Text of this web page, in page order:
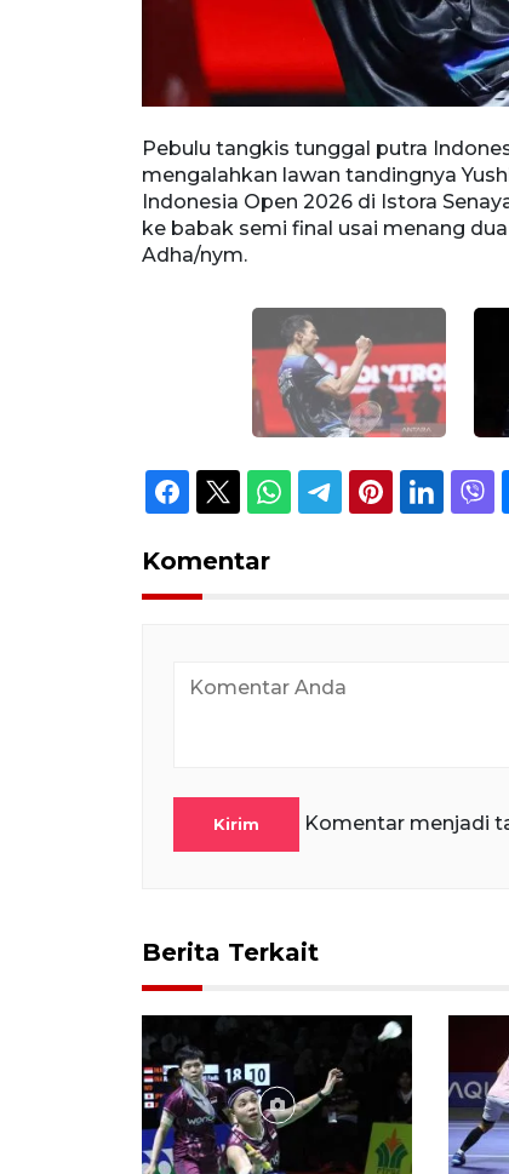
Pebulu tangkis tunggal putra
mengalahkan lawan tandingnya
Indonesia Open 2026 di Istora
ke babak semi final usai menang
Adha/nym.
Komentar
Kirim Komentar menjadi
Berita Terkait